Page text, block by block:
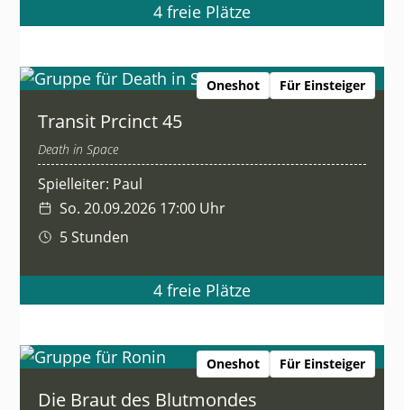
4 freie Plätze
Oneshot Für Einsteiger
Transit Prcinct 45
Death in Space
Spielleiter: Paul
So. 20.09.2026 17:00 Uhr
5 Stunden
4 freie Plätze
Oneshot Für Einsteiger
Die Braut des Blutmondes